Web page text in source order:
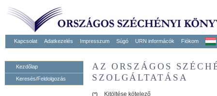
Kapcsolat Adatkezelés Impresszum Súgó URN informácók Fiókom
Kezdőlap
Keresés/Feldolgozás
AZ ORSZÁGOS
SZOLGÁLTATÁSA
(*)
Kitöltése kötelező